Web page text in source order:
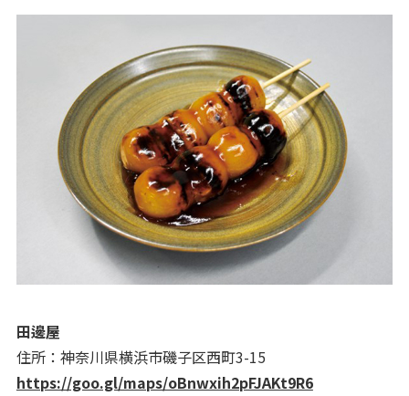
田邊屋
住所：神奈川県横浜市磯子区西町3-15
https://goo.gl/maps/oBnwxih2pFJAKt9R6